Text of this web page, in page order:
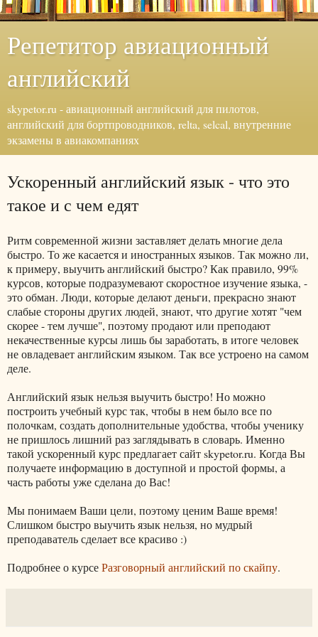
Репетитор авиационный
английский
skypetor.ru - авиационный английский для пилотов,
английский для бортпроводников, relta, selcal, внутренние
экзамены в авиакомпаниях
Ускоренный английский язык - что это
такое и с чем едят
Ритм современной жизни заставляет делать многие дела
быстро. То же касается и иностранных языков. Так можно ли,
к примеру, выучить английский быстро? Как правило, 99%
курсов, которые подразумевают скоростное изучение языка, -
это обман. Люди, которые делают деньги, прекрасно знают
слабые стороны других людей, знают, что другие хотят "чем
скорее - тем лучше", поэтому продают или преподают
некачественные курсы лишь бы заработать, в итоге человек
не овладевает английским языком. Так все устроено на самом
деле.
Английский язык нельзя выучить быстро! Но можно
построить учебный курс так, чтобы в нем было все по
полочкам, создать дополнительные удобства, чтобы ученику
не пришлось лишний раз заглядывать в словарь. Именно
такой ускоренный курс предлагает сайт skypetor.ru. Когда Вы
получаете информацию в доступной и простой формы, а
часть работы уже сделана до Вас!
Мы понимаем Ваши цели, поэтому ценим Ваше время!
Слишком быстро выучить язык нельзя, но мудрый
преподаватель сделает все красиво :)
Подробнее о курсеРазговорный английский по скайпу.